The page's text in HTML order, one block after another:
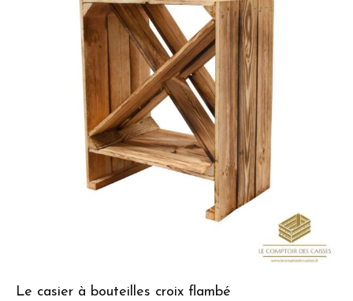
Le casier à bouteilles croix flambé